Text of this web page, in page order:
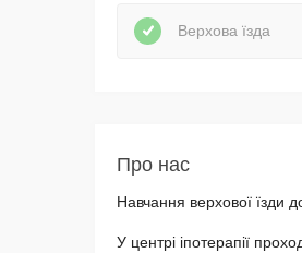
Верхова їзда
Про нас
Навчання верхової їзди
У центрі іпотерапії